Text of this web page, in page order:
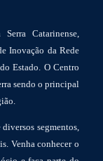
Catarinense,
Inovação da Rede
Estado. O Centro
sendo o principal
segmentos,
Venha conhecer o